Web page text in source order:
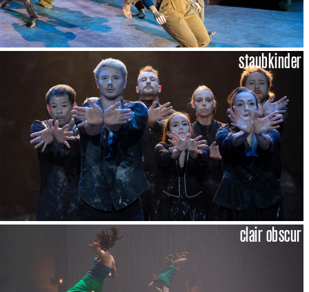
staubkinder
clair obscur